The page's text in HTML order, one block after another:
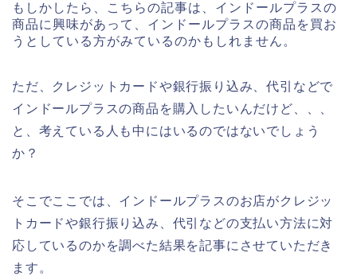
もしかしたら、こちらの記事は、インドールプラスの
商品に興味があって、インドールプラスの商品を買お
うとしている方がみているのかもしれません。
ただ、クレジットカードや銀行振り込み、代引などで
インドールプラスの商品を購入したいんだけど、、、
と、考えている人も中にはいるのではないでしょう
か？
そこでここでは、インドールプラスのお店がクレジッ
トカードや銀行振り込み、代引などの支払い方法に対
応しているのかを調べた結果を記事にさせていただき
ます。